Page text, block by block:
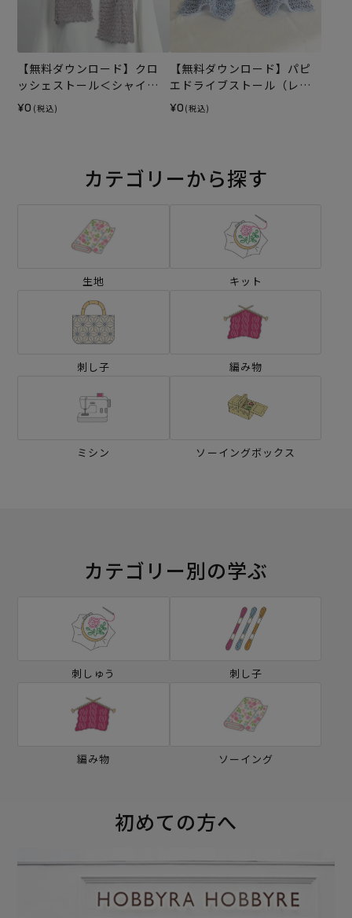
【無料ダウンロード】クロ
ッシェストール＜シャイニ
ーフィル＞（レシピ）
¥0 (税込)
【無料ダウンロード】パピ
エドライブストール（レシ
ピ）
¥0 (税込)
カテゴリーから探す
生地 キット
刺し子 編み物
ミシン ソーイングボックス
カテゴリー別の学ぶ
刺しゅう 刺し子
編み物 ソーイング
初めての方へ